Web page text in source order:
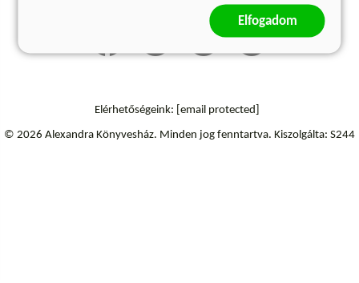
Elérhetőségeink: [email protected]
© 2026 Alexandra Könyvesház. Minden jog fenntartva. Kiszolgálta: S244
Elfogadom